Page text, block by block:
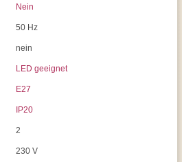
Nein
50 Hz
nein
LED geeignet
E27
IP20
2
230 V